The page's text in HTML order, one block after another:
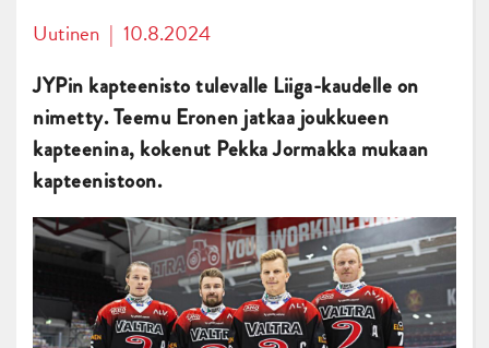
Uutinen | 10.8.2024
JYPin kapteenisto tulevalle Liiga-kaudelle on
nimetty. Teemu Eronen jatkaa joukkueen
kapteenina, kokenut Pekka Jormakka mukaan
kapteenistoon.